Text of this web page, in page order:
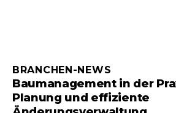
Baumanagement in der
Planung und effiziente
BRANCHEN-NEWS